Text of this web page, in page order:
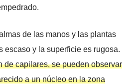
de las manos y las plantas
escaso y la superficie es rugosa.
de capilares, se pueden observar
a un núcleo en la zona